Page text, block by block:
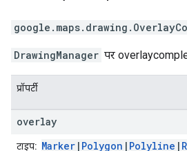
google.maps.drawing .
DrawingManager पर
प्रॉपर्टी
overlay
टाइप: Marker | Polygon | Polyline |